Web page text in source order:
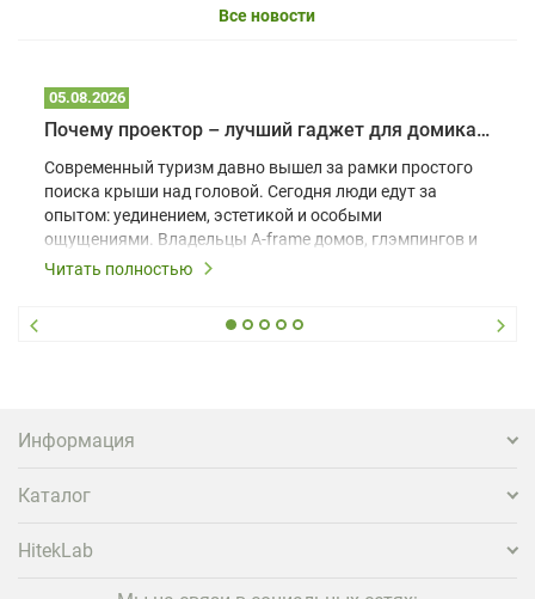
Все новости
05.08.2026
Почему проектор – лучший гаджет для домика в глэмпинге
Современный туризм давно вышел за рамки простого
поиска крыши над головой. Сегодня люди едут за
опытом: уединением, эстетикой и особыми
ощущениями. Владельцы A-frame домов, глэмпингов и
шале понимают, что конкуренция растет, и
вернуться и поделиться впечатлениями в соцсетях,
проектора.
Читать полностью
Информация
Каталог
HitekLab